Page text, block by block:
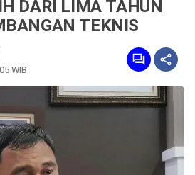
DARI LIMA TAHUN
TEKNIS
WIB